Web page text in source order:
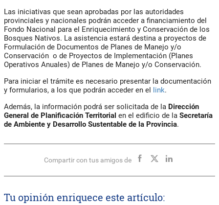
Las iniciativas que sean aprobadas por las autoridades
provinciales y nacionales podrán acceder a financiamiento del
Fondo Nacional para el Enriquecimiento y Conservación de los
Bosques Nativos. La asistencia estará destina a proyectos de
Formulación de Documentos de Planes de Manejo y/o
Conservación o de Proyectos de Implementación (Planes
Operativos Anuales) de Planes de Manejo y/o Conservación.
Para iniciar el trámite es necesario presentar la documentación
y formularios, a los que podrán acceder en el link.
Además, la información podrá ser solicitada de la Dirección
General de Planificación Territorial en el edificio de la Secretaría
de Ambiente y Desarrollo Sustentable de la Provincia.
Compartir con tus amigos de
Tu opinión enriquece este artículo: